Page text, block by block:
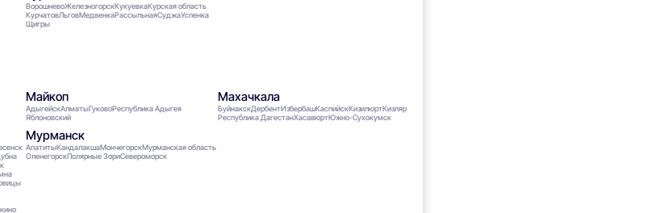
ВорошневоЖелезногорскКукуевкаКурская область
КурчатовЛьговМедвенкаРассыльнаяСуджаУспенка
Щигры
Майкоп
АдыгейскАлматыГуковоРеспублика Адыгея
Яблоновский
Махачкала
БуйнакскДербентИзбербашКаспийскКизилюртКизляр
Республика ДагестанХасавюртЮжно-Сухокумск
Мурманск
АпатитыКандалакшаМончегорскМурманская область
ОленегорскПолярные ЗориСевероморск